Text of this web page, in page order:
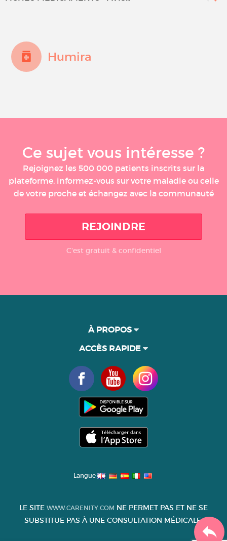
Humira
Ce sujet vous intéresse ?
Rejoignez les 500 000 patients inscrits sur la
plateforme, informez-vous sur votre maladie ou celle
de votre proche et échangez avec la communauté
REJOINDRE
C'est gratuit & confidentiel
À PROPOS
ACCÈS RAPIDE
Langue
LE SITE WWW.CARENITY.COM NE PERMET PAS ET NE SE
SUBSTITUE PAS À UNE CONSULTATION MÉDICALE.